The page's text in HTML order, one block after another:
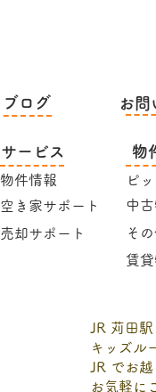
ブログ お問
サービス 物
物件情報
ピ
空き家サポート
中
売却サポート
そ
賃
JR 苅田
キッズル
JR でお
お気軽に